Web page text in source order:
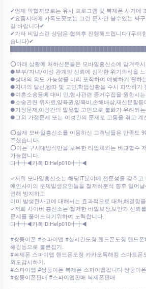
✔언제 막힐지모르는 유사 프로그램 및 복제폰 사기에
✔요즘시대에 카톡도못보는 그런 문자만 볼수있는 싸
길 바랍니다✔
✔기타 비밀스런 상담은 협의후 진행해드립니다 (무리
습니다)✔
⭕아래 상황에 처하신분들은 모바일흥신소에 맡겨주
●부부/자녀/이성 관계의 신뢰에 심각한 위기의식을 느
●상대의 외도 가능성을 미리 포착하여 예방하기 원하
●자녀의 탈선,왕따 및 고민,학업상황을 수시 파악하기
●이혼소송등에 대비 민,형사관련 증거수집을 원한시는
●소송관련 위자료,양육권,양육비,손해배상,재산분할
●가정문제,이성간의 말못할 고민으로 불화가 우려되
●그외 가정문제 또는 이성간의 문제로 고통을 겪고 계
⭕실제 모바일흥신소를 이용하신 고객님들은 만족도
주셨습니다.
⭕이는 구시대방식만을 보유한 타업체와는 비교할수
가능합니다.
다╋╋◀카톡ID:Help010╋╋◀
✓저희 모바일흥신소는 해당IT분야에 전문성을 갖추고
애인사이의 문제발생요인들을 철저히분석 향후 일어날
연해 방지하고
이미 발생한사고에 대해서는 효과적으로 대처,해결함
✓저희 사이버 흥신소는 철저한 비밀보장,보안과 신뢰
문제를 풀어드리기위하여 노력합니다.
다╋╋◀카톡ID:Help010╋╋◀
#쌍둥이폰 #스파이앱 #실시간도청 핸드폰도청 핸드
해킹등으로 불륜잡기.
#복제폰 스파이앱 핸드폰도청 카카오톡해킹 스마트폰
외도감시하기.
#스파이앱 #쌍둥이폰 복제폰 스파이앱팝니다 쌍둥이
#쌍둥이폰판매 #스파이앱판매 복제폰판매